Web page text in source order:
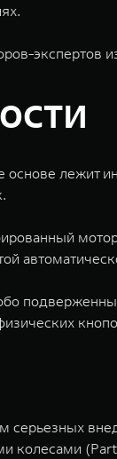
экспертов
основе лежит
серьезных
колесами